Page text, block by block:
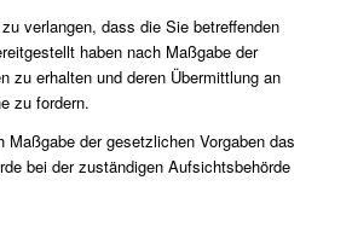
verlangen, dass die Sie betreffenden
haben nach Maßgabe der
zu erhalten und deren Übermittlung an
zu fordern.
Maßgabe der gesetzlichen Vorgaben das
bei der zuständigen Aufsichtsbehörde